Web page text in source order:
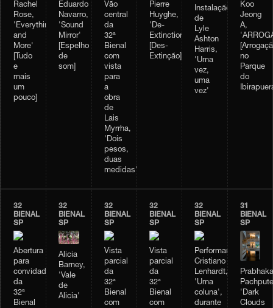
Rachel
Rose,
'Everything
and
More'
[Tudo
e
mais
um
pouco]
Eduardo
Navarro,
'Sound
Mirror'
[Espelho
de
som]
Vão
central
da
32ª
Bienal
com
vista
para
a
obra
de
Lais
Myrrha,
'Dois
pesos,
duas
medidas'
Pierre
Huyghe,
'De-
Extinction'
[Des-
Extinção]
Instalação
de
Lyle
Ashton
Harris,
'Uma
vez,
uma
vez'
Koo
Jeong
A,
no
Parque
do
32
BIENAL
SP
Abertura
para
convidados
da
32ª
Bienal
32
BIENAL
SP
Alicia
Barney,
'Vale
de
Alicia'
32
BIENAL
SP
Vista
parcial
da
32ª
Bienal
com
32
BIENAL
SP
Vista
parcial
da
32ª
Bienal
com
32
BIENAL
SP
Performance
Cristiano
Lenhardt,
'Uma
coluna',
durante
31
BIENAL
SP
'Dark
Clouds